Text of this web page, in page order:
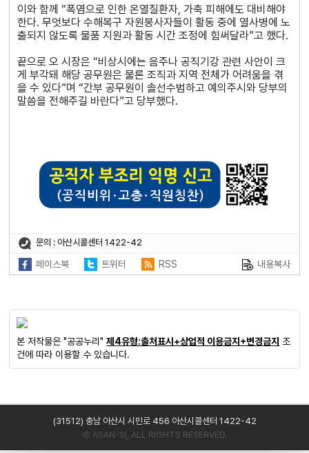
이와 함께 “폭염으로 인한 온열질환자, 가축 피해에도 대비해야
한다. 무엇보다 수해복구 자원봉사자들이 활동 중에 열사병에 노
출되지 않도록 물품 지원과 활동 시간 조정에 힘써달라”고 했다.
끝으로 오 시장은 “비상시에는 음주나 공직기강 관련 사안이 크
게 부각돼 해당 공무원은 물론 조직과 지역 전체가 어려움을 겪
을 수 있다”며 “간부 공무원이 솔선수범하고 예의주시와 당부의
말씀을 전해주길 바란다”고 당부했다.
문의 : 아산시콜센터 1422-42
페이스북 트위터 RSS 내용복사
본 저작물은 "공공누리"제4유형:출처표시+상업적 이용금지+변경금지 조
건에 따라 이용할 수 있습니다.
(31512) 충남 아산시 시민로 456 아산시콜센터 1422-42
Ⓒ ASAN-SI, ALL RIGHTS RESERVED.